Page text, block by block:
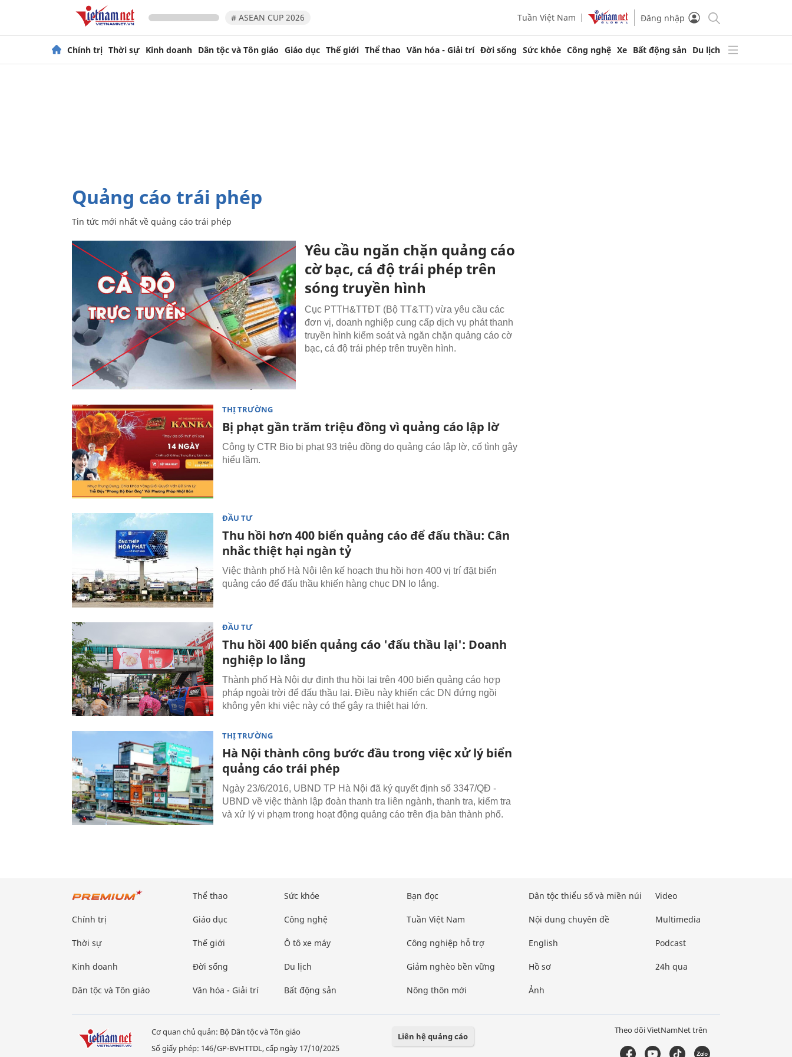
# ASEAN CUP 2026 Tuần Việt Nam Đăng nhập
Chính trị Thời sự Kinh doanh Dân tộc và Tôn giáo Giáo dục Thế giới Thể thao Văn hóa - Giải trí Đời sống Sức khỏe Công nghệ Xe Bất động sản Du lịch
quảng cáo trái phép
Tin tức mới nhất về quảng cáo trái phép
Yêu cầu ngăn chặn quảng cáo
cờ bạc, cá độ trái phép trên
sóng truyền hình
Cục PTTH&TTĐT (Bộ TT&TT) vừa yêu cầu các
đơn vị, doanh nghiệp cung cấp dịch vụ phát thanh
truyền hình kiểm soát và ngăn chặn quảng cáo cờ
bạc, cá độ trái phép trên truyền hình.
THỊ TRƯỜNG
Bị phạt gần trăm triệu đồng vì quảng cáo lập lờ
Công ty CTR Bio bị phạt 93 triệu đồng do quảng cáo lập lờ, cố tình gây
hiểu lầm.
ĐẦU TƯ
Thu hồi hơn 400 biển quảng cáo để đấu thầu: Cân
nhắc thiệt hại ngàn tỷ
Việc thành phố Hà Nội lên kế hoạch thu hồi hơn 400 vị trí đặt biển
quảng cáo để đấu thầu khiến hàng chục DN lo lắng.
ĐẦU TƯ
Thu hồi 400 biển quảng cáo 'đấu thầu lại': Doanh
nghiệp lo lắng
Thành phố Hà Nội dự định thu hồi lại trên 400 biển quảng cáo hợp
pháp ngoài trời để đấu thầu lại. Điều này khiến các DN đứng ngồi
không yên khi việc này có thể gây ra thiệt hại lớn.
THỊ TRƯỜNG
Hà Nội thành công bước đầu trong việc xử lý biển
quảng cáo trái phép
Ngày 23/6/2016, UBND TP Hà Nội đã ký quyết định số 3347/QĐ -
UBND về việc thành lập đoàn thanh tra liên ngành, thanh tra, kiểm tra
và xử lý vi phạm trong hoạt động quảng cáo trên địa bàn thành phố.
Chính trị
Thời sự
Kinh doanh
Dân tộc và Tôn giáo
Thể thao
Giáo dục
Thế giới
Đời sống
Văn hóa - Giải trí
Sức khỏe
Công nghệ
Ô tô xe máy
Du lịch
Bất động sản
Bạn đọc
Tuần Việt Nam
Công nghiệp hỗ trợ
Giảm nghèo bền vững
Nông thôn mới
Dân tộc thiểu số và miền núi
Nội dung chuyên đề
English
Hồ sơ
Ảnh
Video
Multimedia
Podcast
24h qua
Cơ quan chủ quản: Bộ Dân tộc và Tôn giáo
Số giấy phép: 146/GP-BVHTTDL, cấp ngày 17/10/2025
Liên hệ quảng cáo
Theo dõi VietNamNet trên